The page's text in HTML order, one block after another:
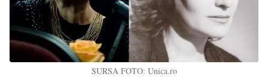
SURSA FOTO: Unica.ro